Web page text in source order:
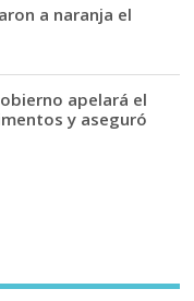
a naranja el
apelará el
y aseguró